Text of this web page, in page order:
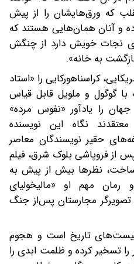
که ورق‌هایشان را از پیش
و آنان همان‌هایی هستند که
نجات خویش دارد از چنگش
به خانه».
کراسناهورکایی را «استاد
با گوگول و ملویل قابل قیاس
را یادآور «نفوس مرده»
نگاه این نویسنده
حقیر نویسندگان معاصر
از فروپاشی بلوک شرق، فیلم
ساخت، نظرها بیش از پیش به
رمان مهم او «مالیخولیای
مجارستان پس‌از جنگ
تاریخ است و هجوم
را تسخیر کرده و ظلمت ابدی را